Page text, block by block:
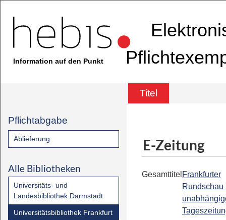
Information auf den Punkt
Titel
Pflichtabgabe
Ablieferung
Alle Bibliotheken
Universitäts- und
Landesbibliothek Darmstadt
Universitätsbibliothek Frankfurt
E-Zeitung
Gesamttitel Frankfurter
Rundschau